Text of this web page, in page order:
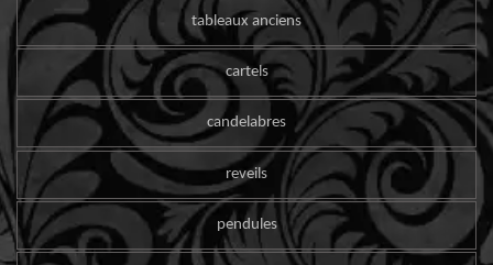
tableaux anciens
cartels
candelabres
reveils
pendules